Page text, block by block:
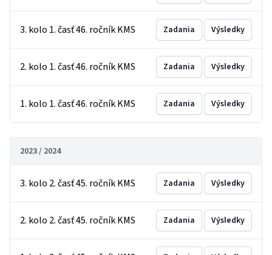
3. kolo 1. časť 46. ročník KMS Zadania Výsledky
2. kolo 1. časť 46. ročník KMS Zadania Výsledky
1. kolo 1. časť 46. ročník KMS Zadania Výsledky
2023 / 2024
3. kolo 2. časť 45. ročník KMS Zadania Výsledky
2. kolo 2. časť 45. ročník KMS Zadania Výsledky